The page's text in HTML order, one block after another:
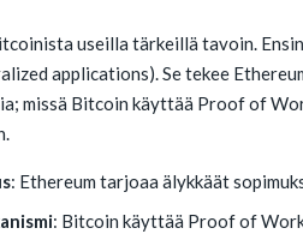
useilla tärkeillä tavoin.
applications). Se tekee
missä Bitcoin käyttää Proof of
: Ethereum tarjoaa älykkäät
: Bitcoin käyttää Proof of